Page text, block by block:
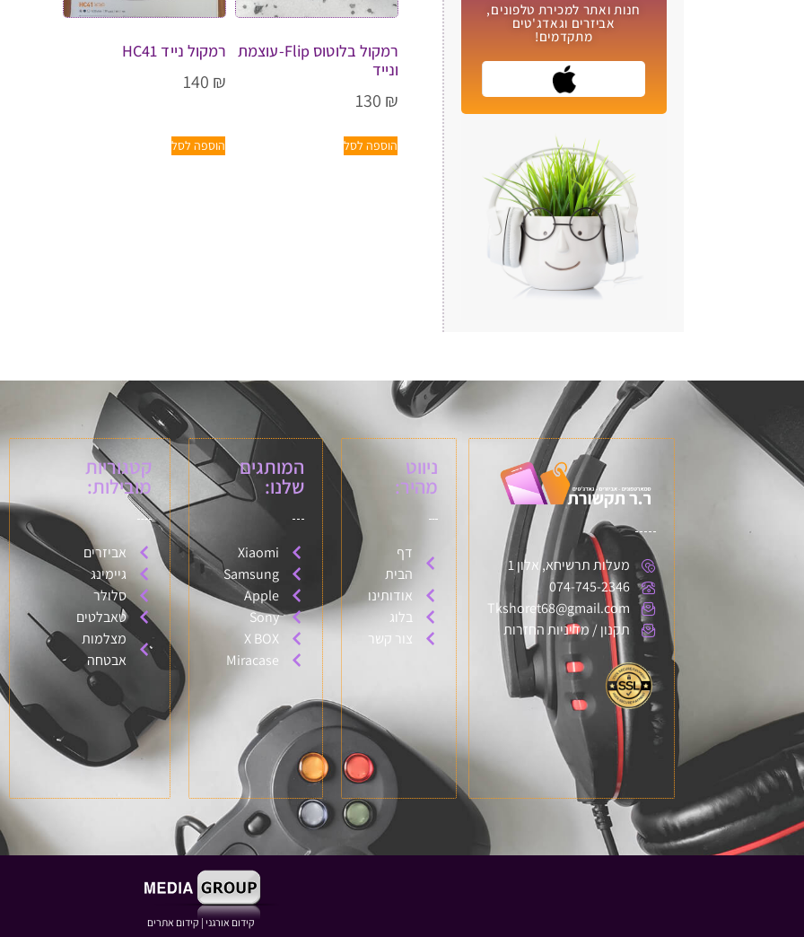
חנות ואתר למכירת טלפונים,
אביזרים וגאדג'טים
מתקדמים!​
רמקול בלוטוס Flip-עוצמת
ונייד
130 ₪
הוספה לסל
רמקול נייד HC41
140 ₪
הוספה לסל
מעלות תרשיחא, אלון 1
074-745-2346
Tkshoret68@gmail.com
תקנון / מדיניות החזרות
ניווט
מהיר:
דף
הבית
אודותינו
בלוג
צור קשר
המותגים
שלנו:
Xiaomi
Samsung
Apple
Sony
X BOX
Miracase
קטגוריות
מובילות:
אביזרים
גיימינג
סלולר
טאבלטים
מצלמות
אבטחה
קידום אורגני | קידום אתרים